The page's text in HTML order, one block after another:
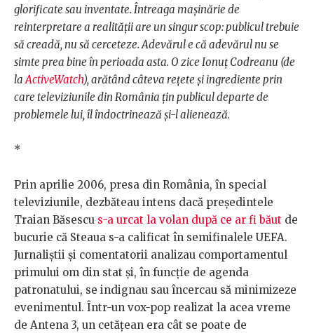
glorificate sau inventate. Întreaga mașinărie de
reinterpretare a realității are un singur scop: publicul trebuie
să creadă, nu să cerceteze. Adevărul e că adevărul nu se
simte prea bine în perioada asta. O zice Ionuț Codreanu (de
laActiveWatch), arătând câteva rețete și ingrediente prin
care televiziunile din România țin publicul departe de
problemele lui, îl îndoctrinează și-l alienează.
*
Prin aprilie 2006, presa din România, în special
televiziunile, dezbăteau intens dacă președintele
Traian Băsescu s-a urcat la volan după ce ar fi băut de
bucurie că Steaua s-a calificat în semifinalele UEFA.
Jurnaliștii și comentatorii analizau comportamentul
primului om din stat și, în funcție de agenda
patronatului, se indignau sau încercau să minimizeze
evenimentul. Într-un vox-pop realizat la acea vreme
de Antena 3, un cetățean era cât se poate de